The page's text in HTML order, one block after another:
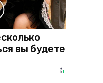
вы будете